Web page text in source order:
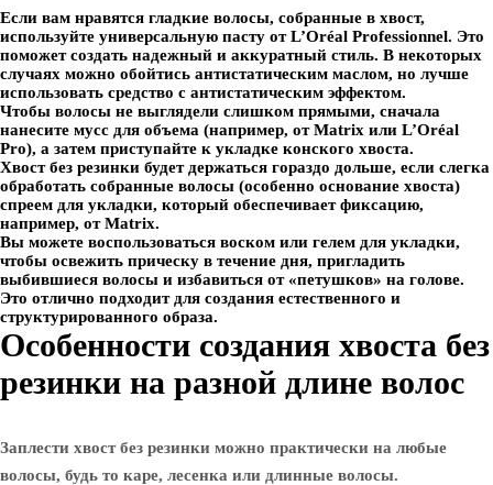
Если вам нравятся гладкие волосы, собранные в хвост,
используйте универсальную пасту от L’Oréal Professionnel. Это
поможет создать надежный и аккуратный стиль. В некоторых
случаях можно обойтись антистатическим маслом, но лучше
использовать средство с антистатическим эффектом.
Чтобы волосы не выглядели слишком прямыми, сначала
нанесите мусс для объема (например, от Matrix или L’Oréal
Pro), а затем приступайте к укладке конского хвоста.
Хвост без резинки будет держаться гораздо дольше, если слегка
обработать собранные волосы (особенно основание хвоста)
спреем для укладки, который обеспечивает фиксацию,
например, от Matrix.
Вы можете воспользоваться воском или гелем для укладки,
чтобы освежить прическу в течение дня, пригладить
выбившиеся волосы и избавиться от «петушков» на голове.
Это отлично подходит для создания естественного и
структурированного образа.
Особенности создания хвоста без
резинки на разной длине волос
Заплести хвост без резинки можно практически на любые
волосы, будь то каре, лесенка или длинные волосы.